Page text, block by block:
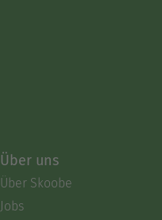
Über uns
Über Skoobe
Jobs